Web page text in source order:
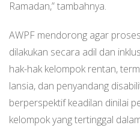
Ramadan,” tambahnya.
AWPF mendorong agar
dilakukan secara adil dan
hak-hak kelompok rentan,
lansia, dan penyandang
berperspektif keadilan dinilai
kelompok yang tertinggal